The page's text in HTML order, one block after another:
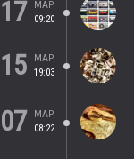
17
МАР
09:20
15
МАР
19:03
07
МАР
08:22